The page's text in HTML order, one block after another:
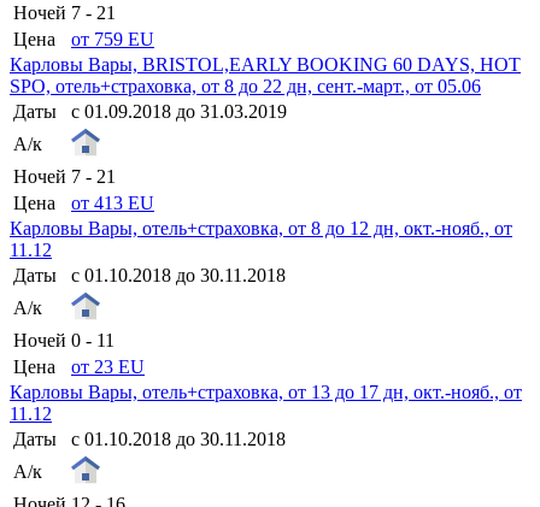
Ночей 7 - 21
Цена
от 759 EU
Карловы Вары, BRISTOL,EARLY BOOKING 60 DAYS, HOT
SPO, отель+страховка, от 8 до 22 дн, сент.-март., от 05.06
Даты
с 01.09.2018 до 31.03.2019
А/к
Ночей 7 - 21
Цена
от 413 EU
Карловы Вары, отель+страховка, от 8 до 12 дн, окт.-нояб., от
11.12
Даты
с 01.10.2018 до 30.11.2018
А/к
Ночей 0 - 11
Цена
от 23 EU
Карловы Вары, отель+страховка, от 13 до 17 дн, окт.-нояб., от
11.12
Даты
с 01.10.2018 до 30.11.2018
А/к